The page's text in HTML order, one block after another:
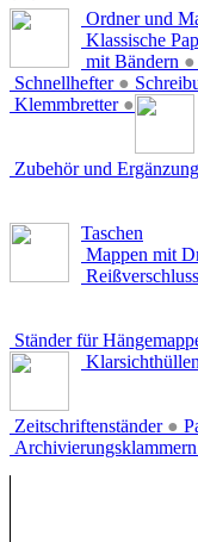
Ordner und
Klassische
mit Bändern ●
Schnellhefter ●
Klemmbretter ●
Zubehör und
Taschen
Mappen mit
Ständer für
Klarsichthüllen
Zeitschriftenständer ●
Archivierungsklammern